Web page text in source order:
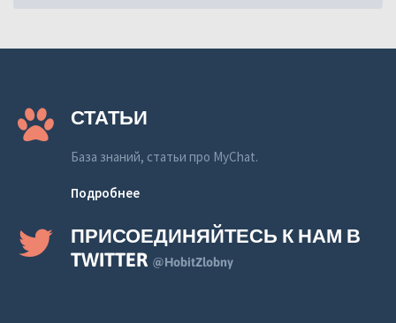
СТАТЬИ
База знаний, статьи про MyChat.
Подробнее
ПРИСОЕДИНЯЙТЕСЬ К НАМ В
TWITTER @HobitZlobny